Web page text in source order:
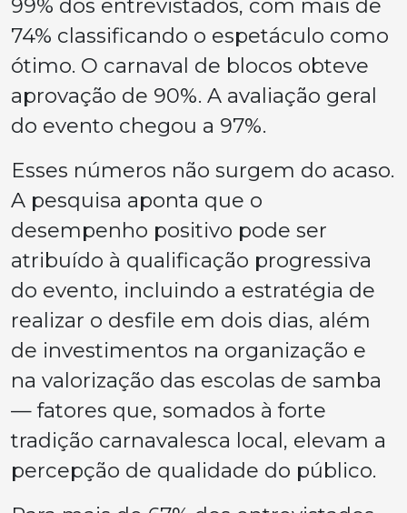
99% dos entrevistados, com mais de
74% classificando o espetáculo como
ótimo. O carnaval de blocos obteve
aprovação de 90%. A avaliação geral
do evento chegou a 97%.
Esses números não surgem do acaso.
A pesquisa aponta que o
desempenho positivo pode ser
atribuído à qualificação progressiva
do evento, incluindo a estratégia de
realizar o desfile em dois dias, além
de investimentos na organização e
na valorização das escolas de samba
— fatores que, somados à forte
tradição carnavalesca local, elevam a
percepção de qualidade do público.